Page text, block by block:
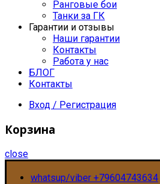
Ранговые бои
Танки за ГК
Гарантии и отзывы
Наши гарантии
Контакты
Работа у нас
БЛОГ
Контакты
Вход / Регистрация
Корзина
close
whatsup/viber +79604743634